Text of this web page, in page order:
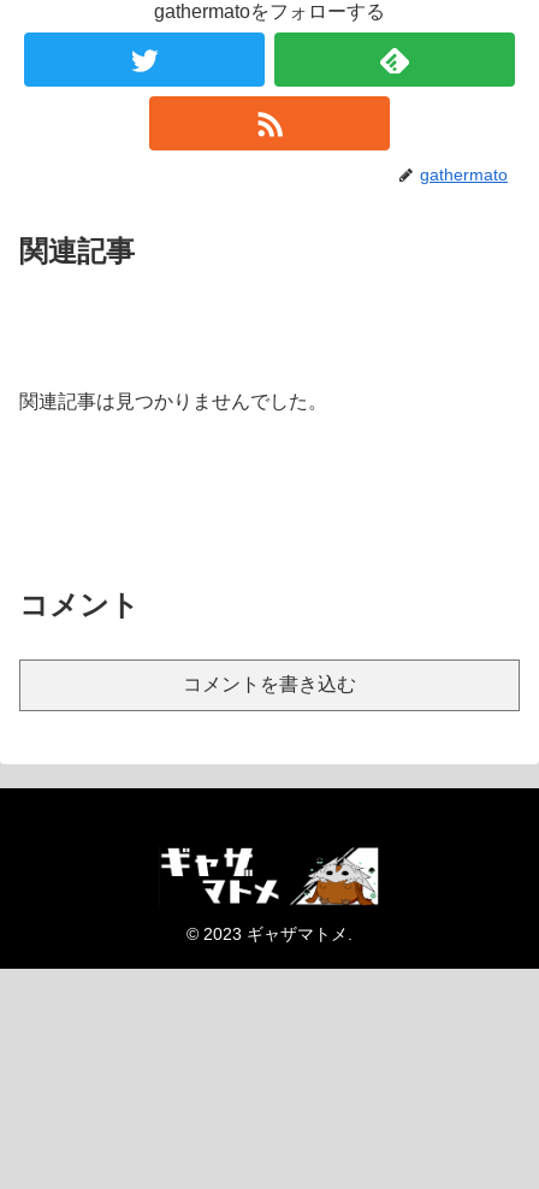
gathermatoをフォローする
gathermato
関連記事
関連記事は見つかりませんでした。
コメント
コメントを書き込む
© 2023 ギャザマトメ.